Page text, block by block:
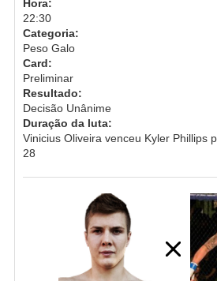
Hora:
22:30
Categoria:
Peso Galo
Card:
Preliminar
Resultado:
Decisão Unânime
Duração da luta:
Vinicius Oliveira venceu Kyler Phillips
28